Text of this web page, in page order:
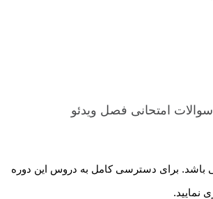
امتحانی فصل ویدئو
برای دسترسی کامل به دروس این دوره
نمایید.